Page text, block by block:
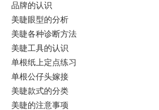
品牌的认识
美睫眼型的分析
美睫各种诊断方法
美睫工具的认识
单根纸上定点练习
单根公仔头嫁接
美睫款式的分类
美睫的注意事项